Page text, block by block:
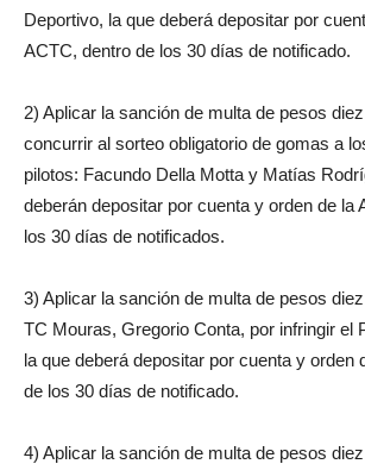
Deportivo, la que deberá depositar por
ACTC, dentro de los 30 días de notificado.
2) Aplicar la sanción de multa de pesos
concurrir al sorteo obligatorio de gomas a
pilotos: Facundo Della Motta y Matías
deberán depositar por cuenta y orden de la
los 30 días de notificados.
3) Aplicar la sanción de multa de pesos
TC Mouras, Gregorio Conta, por infringir el
la que deberá depositar por cuenta y orden
de los 30 días de notificado.
4) Aplicar la sanción de multa de pesos